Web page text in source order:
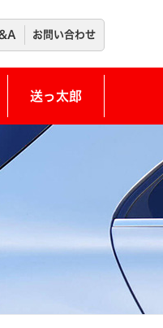
お問い合わせ
送っ太郎